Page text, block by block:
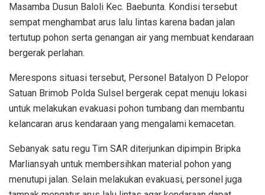
Masamba Dusun Baloli Kec. Baebunta. Kondisi tersebut
sempat menghambat arus lalu lintas karena badan jalan
tertutup pohon serta genangan air yang membuat kendaraan
bergerak perlahan.
Merespons situasi tersebut, Personel Batalyon D Pelopor
Satuan Brimob Polda Sulsel bergerak cepat menuju lokasi
untuk melakukan evakuasi pohon tumbang dan membantu
kelancaran arus kendaraan yang mengalami kemacetan.
Sebanyak satu regu Tim SAR diterjunkan dipimpin Bripka
Marliansyah untuk membersihkan material pohon yang
menutupi jalan. Selain melakukan evakuasi, personel juga